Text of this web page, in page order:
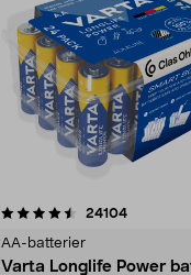
24104
AA-batterier
Varta Longlife Power
4.5av 5 stjerner